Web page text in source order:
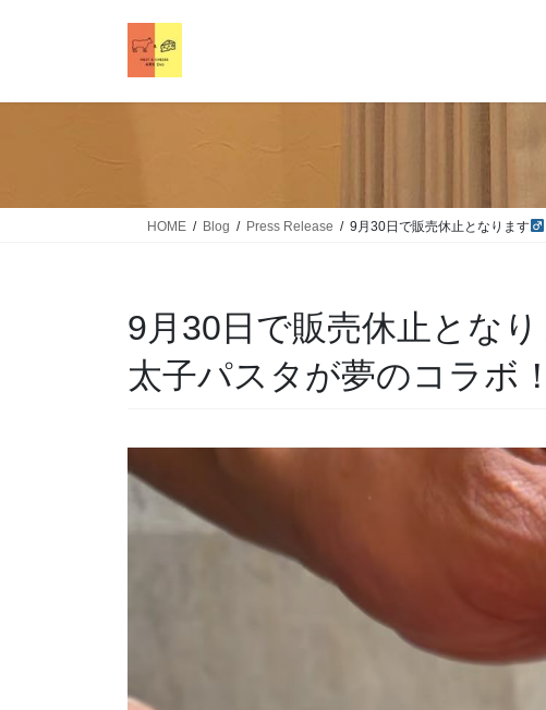
HOME Blog Press Release 9月30日で販売休止となります‍
9月30日で販売休止とな
太子パスタが夢のコラボ！